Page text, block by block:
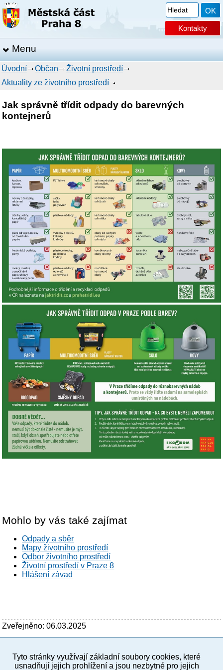
Kontakty
Menu
Úvodní Občan
Životní prostředí
Aktuality ze životního prostředí
Jak správně třídit odpady do barevných
kontejnerů
Mohlo by vás také zajímat
Odpady a sběr
Mapy životního prostředí
Odbor životního prostředí
Životní prostředí v Praze 8
Hlášení závad
Zveřejněno: 06.03.2025
PC verze ENG
Tyto stránky využívají základní soubory cookies, které
usnadňují jejich prohlížení a jsou nezbytné pro jejich